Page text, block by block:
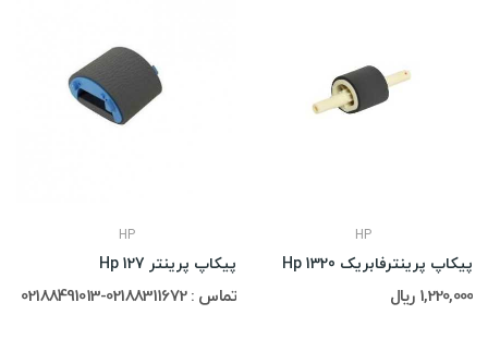
HP
پیکاپ پرینتر Hp 127
تماس : 02188311672-02188491013
HP
پیکاپ پرینترفابریک Hp 1320
1,220,000 ریال